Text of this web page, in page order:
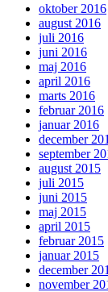
oktober 2016
august 2016
juli 2016
juni 2016
maj 2016
april 2016
marts 2016
februar 2016
januar 2016
december
september
august 2015
juli 2015
juni 2015
maj 2015
april 2015
februar 2015
januar 2015
december
november